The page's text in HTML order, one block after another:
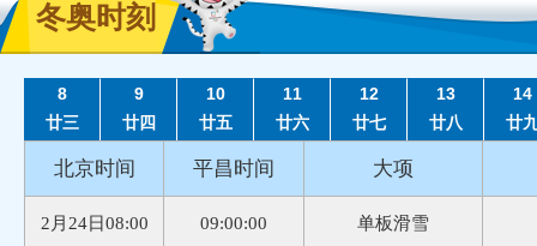
冬奥时刻
8
廿三
9
廿四
10
廿五
11
廿六
12
廿七
13
廿八
14
廿
北京时间 平昌时间 大项
2月24日08:00 09:00:00 单板滑雪